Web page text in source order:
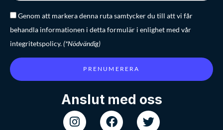
Genom att markera denna ruta samtycker du till att vi får
behandla informationen i detta formulär i enlighet med vår
integritetspolicy.(*Nödvändig)
PRENUMERERA
Anslut med oss